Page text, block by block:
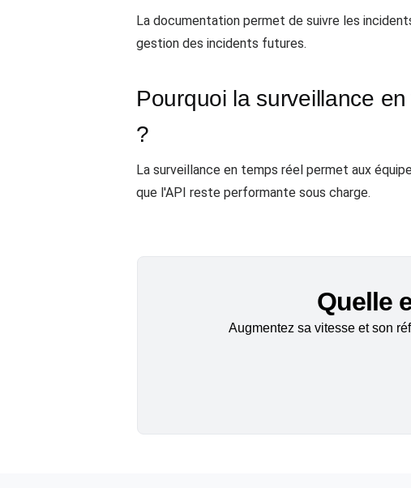
La documentation permet de suivre les
gestion des incidents futures.
Pourquoi la surveillance
?
La surveillance en temps réel permet aux
que l'API reste performante sous charge.
Quelle
Augmentez sa vitesse et son